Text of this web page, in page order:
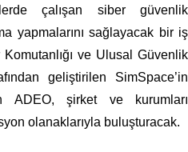
çalışan siber güvenlik
yapmalarını sağlayacak bir iş
ve Ulusal Güvenlik
geliştirilen SimSpace’in
ADEO, şirket ve kurumları
olanaklarıyla buluşturacak.